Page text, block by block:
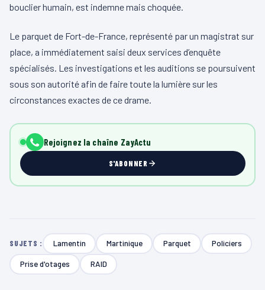
bouclier humain, est indemne mais choquée.
Le parquet de Fort-de-France, représenté par un magistrat sur
place, a immédiatement saisi deux services d’enquête
spécialisés. Les investigations et les auditions se poursuivent
sous son autorité afin de faire toute la lumière sur les
circonstances exactes de ce drame.
Rejoignez la chaîne ZayActu
S'ABONNER
SUJETS : Lamentin Martinique Parquet Policiers
Prise d'otages RAID